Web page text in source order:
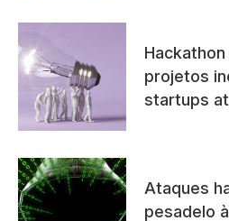
projetos
startups
Ataques
pesadelo